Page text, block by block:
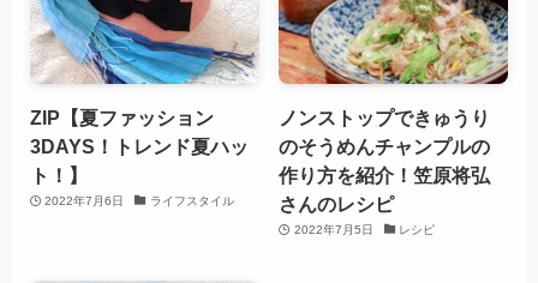
ZIP【夏ファッション
3DAYS！トレンド夏ハッ
ト！】
2022年7月6日 ライフスタイル
ノンストップできゅうり
のそうめんチャンプルの
作り方を紹介！笠原将弘
さんのレシピ
2022年7月5日 レシピ